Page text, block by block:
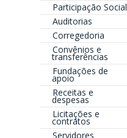
Participação Social
Auditorias
Corregedoria
Convênios e
transferências
Fundações de
apoio
Receitas e
despesas
Licitações e
contratos
Servidores